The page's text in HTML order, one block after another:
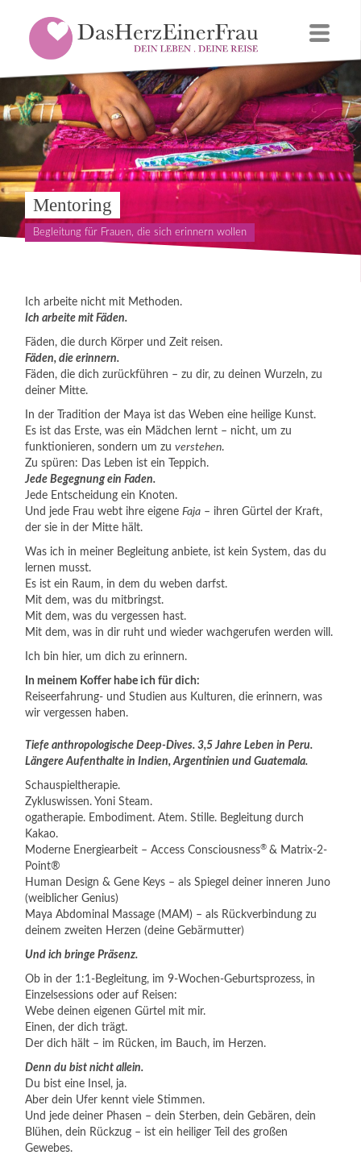
Mentoring
Begleitung für Frauen, die sich erinnern wollen
Ich arbeite nicht mit Methoden.
Ich arbeite mit Fäden.
Fäden, die durch Körper und Zeit reisen.
Fäden, die erinnern.
Fäden, die dich zurückführen – zu dir, zu deinen Wurzeln, zu
deiner Mitte.
In der Tradition der Maya ist das Weben eine heilige Kunst.
Es ist das Erste, was ein Mädchen lernt – nicht, um zu
funktionieren, sondern um zuverstehen.
Zu spüren: Das Leben ist ein Teppich.
Jede Begegnung ein Faden.
Jede Entscheidung ein Knoten.
Und jede Frau webt ihre eigeneFaja – ihren Gürtel der Kraft,
der sie in der Mitte hält.
Was ich in meiner Begleitung anbiete, ist kein System, das du
lernen musst.
Es ist ein Raum, in dem du weben darfst.
Mit dem, was du mitbringst.
Mit dem, was du vergessen hast.
Mit dem, was in dir ruht und wieder wachgerufen werden will.
Ich bin hier, um dich zu erinnern.
In meinem Koffer habe ich für dich:
Reiseerfahrung- und Studien aus Kulturen, die erinnern, was
wir vergessen haben.
Tiefe anthropologische Deep-Dives. 3,5 Jahre Leben in Peru.
Längere Aufenthalte in Indien, Argentinien und Guatemala.
Schauspieltherapie.
Zykluswissen. Yoni Steam.
ogatherapie. Embodiment. Atem. Stille. Begleitung durch
Kakao.
Moderne Energiearbeit – Access Consciousness® & Matrix-2-
Point®
Human Design & Gene Keys – als Spiegel deiner inneren Juno
(weiblicher Genius)
Maya Abdominal Massage (MAM) – als Rückverbindung zu
deinem zweiten Herzen (deine Gebärmutter)
Und ich bringe Präsenz.
Ob in der 1:1-Begleitung, im 9-Wochen-Geburtsprozess, in
Einzelsessions oder auf Reisen:
Webe deinen eigenen Gürtel mit mir.
Einen, der dich trägt.
Der dich hält – im Rücken, im Bauch, im Herzen.
Denn du bist nicht allein.
Du bist eine Insel, ja.
Aber dein Ufer kennt viele Stimmen.
Und jede deiner Phasen – dein Sterben, dein Gebären, dein
Blühen, dein Rückzug – ist ein heiliger Teil des großen
Gewebes.